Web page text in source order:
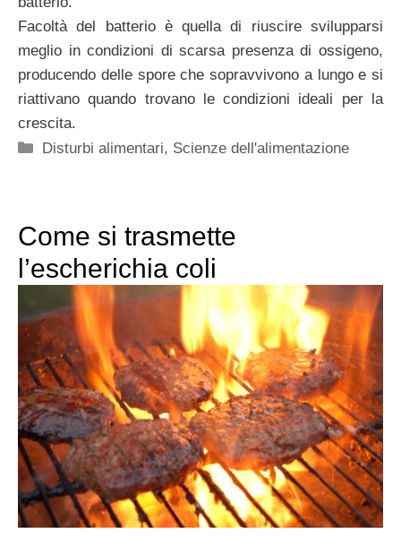
Facoltà del batterio è quella di riuscire svilupparsi
meglio in condizioni di scarsa presenza di ossigeno,
producendo delle spore che sopravvivono a lungo e si
riattivano quando trovano le condizioni ideali per la
crescita.
Categorie
Disturbi alimentari, Scienze dell'alimentazione
Come si trasmette
l’escherichia coli